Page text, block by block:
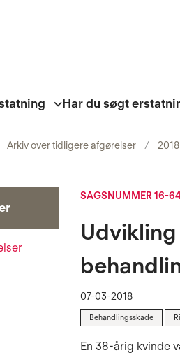
Har du søgt
Arkiv over tidligere afgørelser 2018
SAGSNUMMER 16-
07-03-2018
Behandlingsskade
En 38-årig kvinde